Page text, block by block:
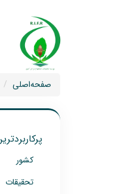
صفحه‌اصلی
کشور
تحقیقات